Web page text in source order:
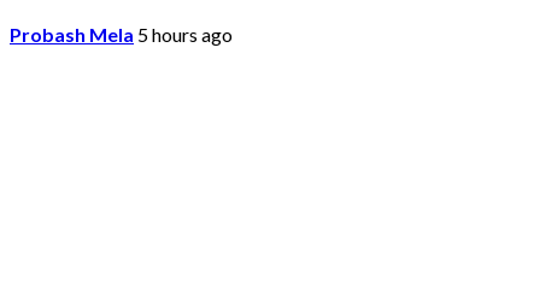
Probash Mela 5 hours ago